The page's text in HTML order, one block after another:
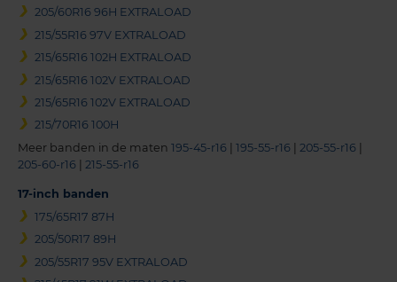
205/60R16 96H EXTRALOAD
215/55R16 97V EXTRALOAD
215/65R16 102H EXTRALOAD
215/65R16 102V EXTRALOAD
215/65R16 102V EXTRALOAD
215/70R16 100H
Meer banden in de maten 195-45-r16 195-55-r16 205-55-r16
205-60-r16
215-55-r16
17-inch banden
175/65R17 87H
205/50R17 89H
205/55R17 95V EXTRALOAD